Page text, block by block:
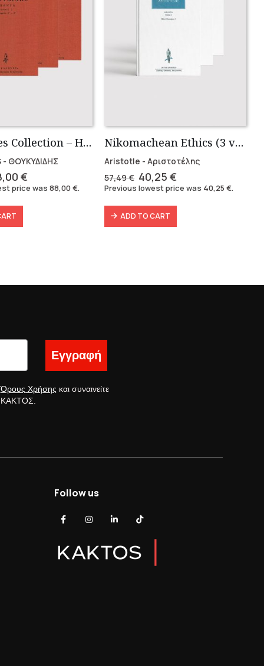
Thucidides Collection – Hardbound Edition (4 volumes)
- ΘΟΥΚΥΔΙΔΗΣ
€.
€
price
price was88,00€.
Nikomachean Ethics (3 volumes)
Aristotle - Αριστοτέλης
57,49€ Original
price
57,49 €.
40,25€
price
40,25 €.
Previous lowest price was 40,25€.
ADD TO CART
Εγγραφή
Όρους Χρήσης και συναινείτε
ΚΑΚΤΟΣ.
Follow us